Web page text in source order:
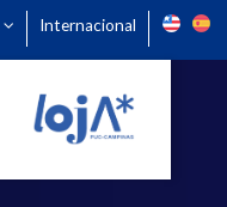
Internacional